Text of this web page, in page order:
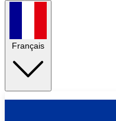
Français